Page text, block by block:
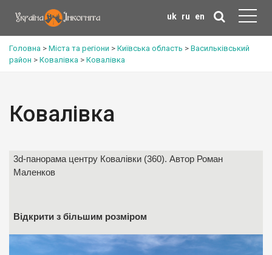
uk ru en
Головна > Міста та регіони > Київська область > Васильківський
район > Ковалівка > Ковалівка
Ковалівка
3d-панорама центру Ковалівки (360). Автор Роман
Маленков
Відкрити з більшим розміром